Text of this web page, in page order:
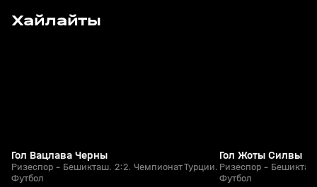
Хайлайты
15 мая, 21:30
Гол Вацлава Черны
Ризеспор - Бешикташ. 2:2. Чемпионат Турции.
Футбол
Гол Жоты Силвы
Ризеспор -
Футбол